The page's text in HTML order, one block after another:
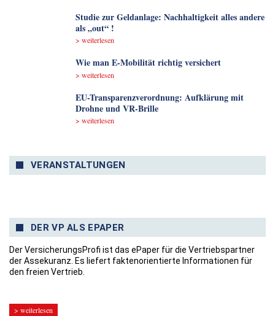
Studie zur Geldanlage: Nachhaltigkeit alles andere
als „out“ !
> weiterlesen
Wie man E-Mobilität richtig versichert
> weiterlesen
EU-Transparenzverordnung: Aufklärung mit
Drohne und VR-Brille
> weiterlesen
VERANSTALTUNGEN
DER VP ALS EPAPER
Der VersicherungsProfi ist das ePaper für die Vertriebspartner
der Assekuranz. Es liefert faktenorientierte Informationen für
den freien Vertrieb.
> weiterlesen